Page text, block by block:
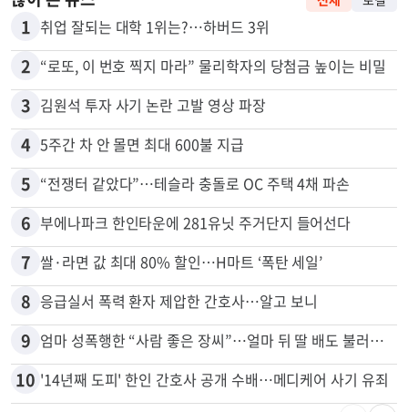
1 취업 잘되는 대학 1위는?…하버드 3위
2 “로또, 이 번호 찍지 마라” 물리학자의 당첨금 높이는 비밀
3 김원석 투자 사기 논란 고발 영상 파장
4 5주간 차 안 몰면 최대 600불 지급
5 “전쟁터 같았다”…테슬라 충돌로 OC 주택 4채 파손
6 부에나파크 한인타운에 281유닛 주거단지 들어선다
7 쌀·라면 값 최대 80% 할인…H마트 ‘폭탄 세일’
8 응급실서 폭력 환자 제압한 간호사…알고 보니
9 엄마 성폭행한 “사람 좋은 장씨”…얼마 뒤 딸 배도 불러왔다